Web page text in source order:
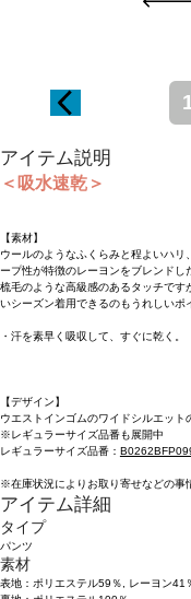
アイテム説明
＜吸水速乾＞
【素材】
ウールのようなふくらみと程よいハ
ープ性が特徴のレーヨンをブレンドし
梳毛のような高級感のあるタッチで
いシーズン着用できるのもうれしいポ
・汗を素早く吸収して、すぐに乾く。
【デザイン】
ウエストインゴムのワイドシルエット
※レギュラーサイズ品番も展開中
レギュラーサイズ品番：
※在庫状況によりお取り寄せなどの事
アイテム詳細
タイプ
パンツ
素材
表地：ポリエステル59％, レーヨン41